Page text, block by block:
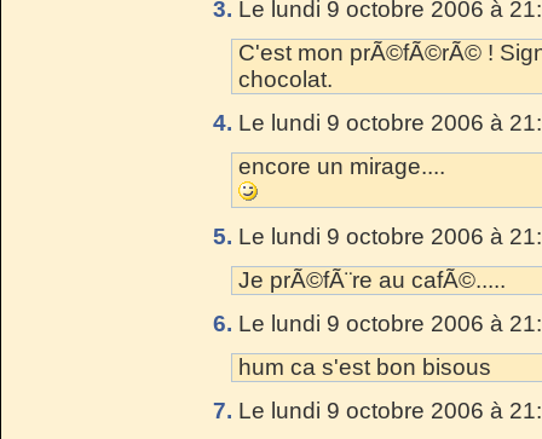
3. Le lundi 9 octobre 2006 à
C'est mon prÃ©fÃ©rÃ© !
chocolat.
4. Le lundi 9 octobre 2006 à
encore un mirage....
5. Le lundi 9 octobre 2006 à
Je prÃ©fÃ¨re au cafÃ©.....
6. Le lundi 9 octobre 2006 à
hum ca s'est bon bisous
7. Le lundi 9 octobre 2006 à